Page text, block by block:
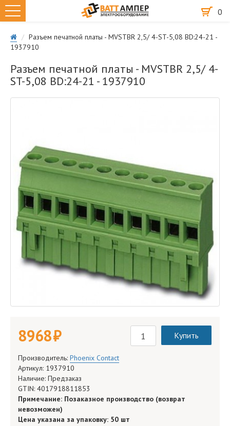
0
Разъем печатной платы - MVSTBR 2,5/ 4-ST-5,08 BD:24-21 -
1937910
Разъем печатной платы - MVSTBR 2,5/ 4-
ST-5,08 BD:24-21 - 1937910
8 968 руб. Купить
Производитель: Phoenix Contact
Артикул: 1937910
Наличие: Предзаказ
GTIN: 4017918811853
Примечание: Позаказное производство (возврат
невозможен)
Цена указана за упаковку: 50 шт